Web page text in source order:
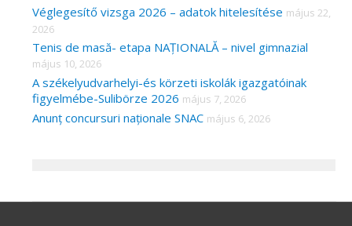
Véglegesítő vizsga 2026 – adatok hitelesítése május 22,
2026
Tenis de masă- etapa NAȚIONALĂ – nivel gimnazial
május 10, 2026
A székelyudvarhelyi-és körzeti iskolák igazgatóinak
figyelmébe-Sulibörze 2026 május 7, 2026
Anunț concursuri naționale SNAC május 6, 2026